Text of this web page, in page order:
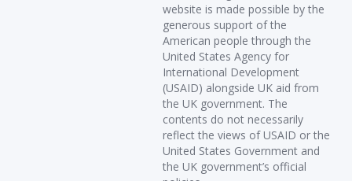
website is made possible by the
generous support of the
American people through the
United States Agency for
International Development
(USAID) alongside UK aid from
the UK government. The
contents do not necessarily
reflect the views of USAID or the
United States Government and
the UK government’s official